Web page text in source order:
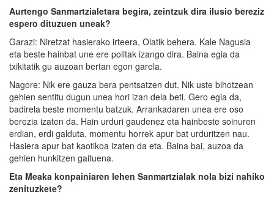
Aurtengo Sanmartzialetara begira, zeintzuk dira ilusio bereziz
espero dituzuen uneak?
Garazi: Niretzat hasierako irteera, Olatik behera. Kale Nagusia
eta beste hainbat une ere politak izango dira. Baina egia da
txikitatik gu auzoan bertan egon garela.
Nagore: Nik ere gauza bera pentsatzen dut. Nik uste bihotzean
gehien sentitu dugun unea hori izan dela beti. Gero egia da,
badirela beste momentu batzuk. Arrankadaren unea ere oso
berezia izaten da. Hain urduri gaudenez eta hainbeste soinuren
erdian, erdi galduta, momentu horrek apur bat urduritzen nau.
Hasiera apur bat kaotikoa izaten da eta. Baina bai, auzoa da
gehien hunkitzen gaituena.
Eta Meaka konpainiaren lehen Sanmartzialak nola bizi nahiko
zenituzkete?